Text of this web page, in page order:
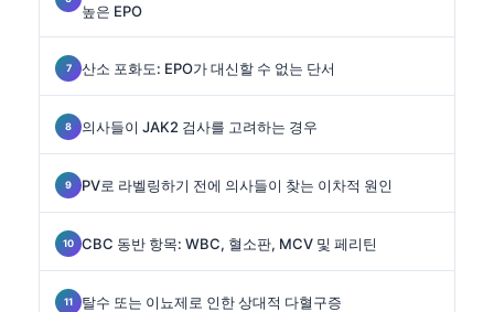
높은 EPO
산소 포화도: EPO가 대신할 수 없는 단서
의사들이 JAK2 검사를 고려하는 경우
PV로 라벨링하기 전에 의사들이 찾는 이차적 원인
CBC 동반 항목: WBC, 혈소판, MCV 및 페리틴
탈수 또는 이뇨제로 인한 상대적 다혈구증